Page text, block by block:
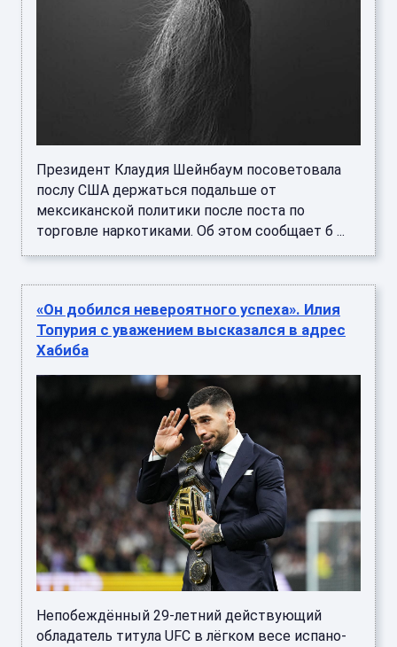
Президент Клаудия Шейнбаум посоветовала
послу США держаться подальше от
мексиканской политики после поста по
торговле наркотиками. Об этом сообщает б ...
«Он добился невероятного успеха». Илия
Топурия с уважением высказался в адрес
Хабиба
Непобеждённый 29-летний действующий
обладатель титула UFC в лёгком весе испано-